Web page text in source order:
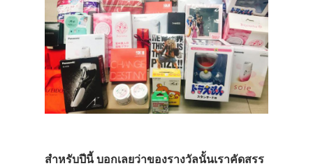
สำหรับปีนี้ บอกเลยว่าของรางวัลนั้นเราคัดสรร